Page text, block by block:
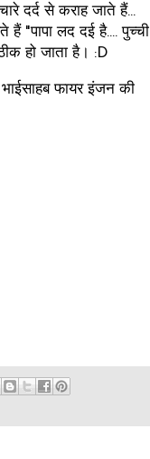
दर्द से कराह जाते हैं...
"पापा लद दई है.... पुच्ची
हो जाता है। :D
फायर इंजन की